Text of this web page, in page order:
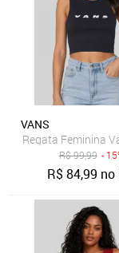
VANS
Regata Feminina
R$99,99 -
R$84,99 no